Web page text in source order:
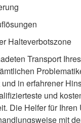
Halteverbotszone
Transport
in erfahrener
und
Die Helfer für Ihren
mit